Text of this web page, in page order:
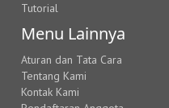
Tutorial
Menu Lainnya
Aturan dan Tata Cara
Tentang Kami
Kontak Kami